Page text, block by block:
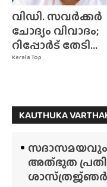
Kerala Top
വിഡി. സവർക്കർ
ചോദ്യം വിവാദം;
റിപ്പോർട് തേടി...
KAUTHUKA
സദാസമയവും
അത്‌ഭുത
ശാസ്‌ത്രജ്‌ഞർ